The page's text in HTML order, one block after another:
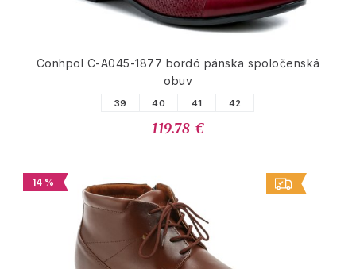
Conhpol C-A045-1877 bordó pánska spoločenská
obuv
39 40 41 42
119.78 €
14 %